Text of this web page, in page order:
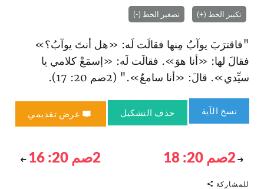
تكبير الخط (+) تصغير الخط (-)
"فا‏قترَبَ يوآبُ مِنها فقالَت لَه: «هل أنتَ يوآبُ؟»
فقالَ لها: «أنا هوَ». فقالَت لَه: «إسمَعْ كلامي يا
سيِّدي». قالَ: «أنا سامعٌ»." (2صم 20: 17).
نسخ الآية حذف التشكيل عرض تقديمي
2صم 20: 18 2صم 20: 16
للمشاركة